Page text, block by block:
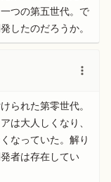
つの第五世代。で
したのだろうか。
られた第零世代。
は大人しくなり、
なっていた。解り
者は存在してい